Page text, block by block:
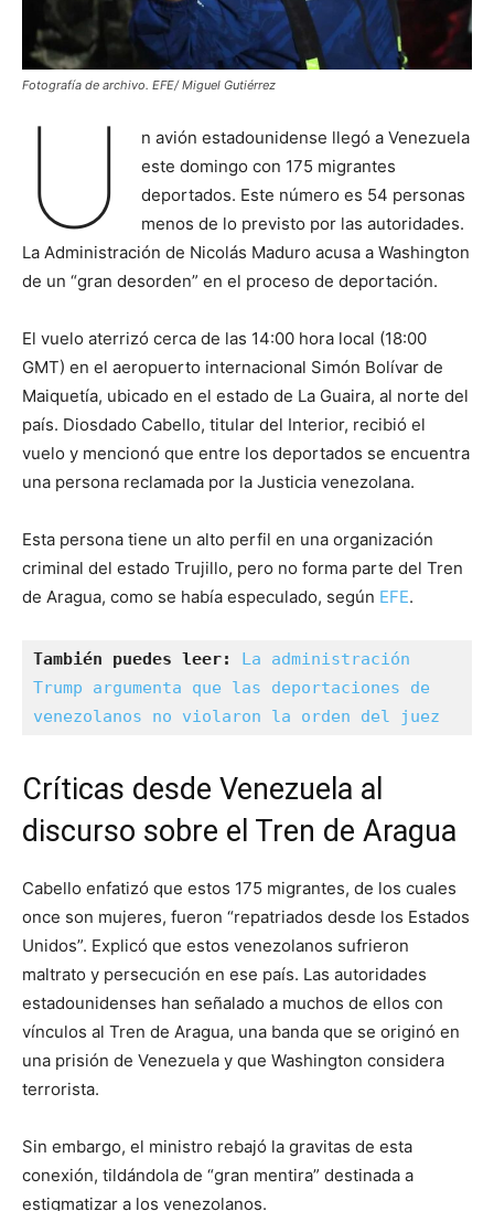
Fotografía de archivo. EFE/ Miguel Gutiérrez
U
n avión estadounidense llegó a Venezuela
este domingo con 175 migrantes
deportados. Este número es 54 personas
menos de lo previsto por las autoridades.
La Administración de Nicolás Maduro acusa a Washington
de un “gran desorden” en el proceso de deportación.
El vuelo aterrizó cerca de las 14:00 hora local (18:00
GMT) en el aeropuerto internacional Simón Bolívar de
Maiquetía, ubicado en el estado de La Guaira, al norte del
país. Diosdado Cabello, titular del Interior, recibió el
vuelo y mencionó que entre los deportados se encuentra
una persona reclamada por la Justicia venezolana.
Esta persona tiene un alto perfil en una organización
criminal del estado Trujillo, pero no forma parte del Tren
de Aragua, como se había especulado, según EFE.
También puedes leer:
La administración
Trump argumenta que las deportaciones de
venezolanos no violaron la orden del juez
Críticas desde Venezuela al
discurso sobre el Tren de Aragua
Cabello enfatizó que estos 175 migrantes, de los cuales
once son mujeres, fueron “repatriados desde los Estados
Unidos”. Explicó que estos venezolanos sufrieron
maltrato y persecución en ese país. Las autoridades
estadounidenses han señalado a muchos de ellos con
vínculos al Tren de Aragua, una banda que se originó en
una prisión de Venezuela y que Washington considera
terrorista.
Sin embargo, el ministro rebajó la gravitas de esta
conexión, tildándola de “gran mentira” destinada a
estigmatizar a los venezolanos.